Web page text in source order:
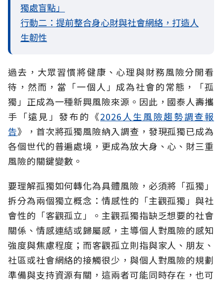
獨處盲點」
行動二：提前整合身心財與社會網絡，打造人
生韌性
過去，大眾習慣將健康、心理與財務風險分開看
待，然而，當「一個人」成為社會的常態，「孤
獨」正成為一種新興風險來源。因此，國泰人壽攜
手「遠見」發布的《2026人生風險趨勢調查報
告》，首次將孤獨風險納入調查，發現孤獨已成為
各個世代的普遍處境，更成為放大身、心、財三重
風險的關鍵變數。
要理解孤獨如何轉化為具體風險，必須將「孤獨」
拆分為兩個獨立概念：情感性的「主觀孤獨」與社
會性的「客觀孤立」。主觀孤獨指缺乏想要的社會
關係、情感連結或歸屬感，主導個人對風險的感知
強度與焦慮程度；而客觀孤立則指與家人、朋友、
社區或社會網絡的接觸很少，與個人對風險的規劃
準備與支持資源有關，這兩者可能同時存在，也可